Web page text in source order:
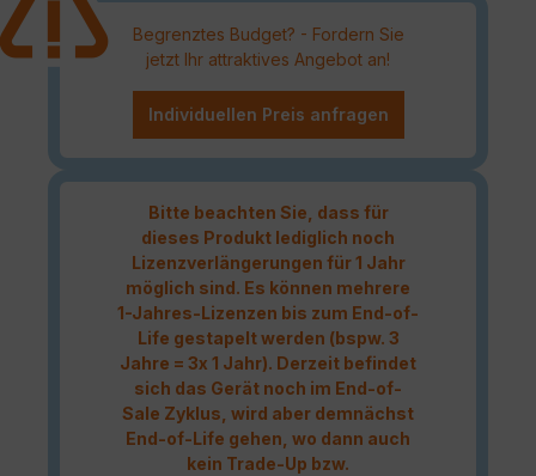
Begrenztes Budget? - Fordern Sie
jetzt Ihr attraktives Angebot an!
Individuellen Preis anfragen
Bitte beachten Sie, dass für
dieses Produkt lediglich noch
Lizenzverlängerungen für 1 Jahr
möglich sind. Es können mehrere
1-Jahres-Lizenzen bis zum End-of-
Life gestapelt werden (bspw. 3
Jahre = 3x 1 Jahr). Derzeit befindet
sich das Gerät noch im End-of-
Sale Zyklus, wird aber demnächst
End-of-Life gehen, wo dann auch
kein Trade-Up bzw.